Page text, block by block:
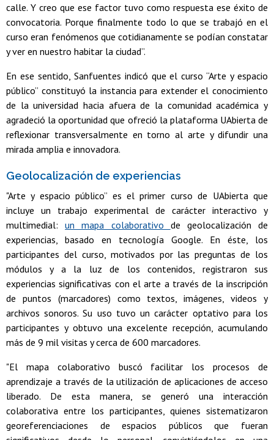
calle. Y creo que ese factor tuvo como respuesta ese éxito de
convocatoria. Porque finalmente todo lo que se trabajó en el
curso eran fenómenos que cotidianamente se podían constatar
y ver en nuestro habitar la ciudad”.
En ese sentido, Sanfuentes indicó que el curso “Arte y espacio
público” constituyó la instancia para extender el conocimiento
de la universidad hacia afuera de la comunidad académica y
agradeció la oportunidad que ofreció la plataforma UAbierta de
reflexionar transversalmente en torno al arte y difundir una
mirada amplia e innovadora.
Geolocalización de experiencias
"Arte y espacio público” es el primer curso de UAbierta que
incluye un trabajo experimental de carácter interactivo y
multimedial:un mapa colaborativo de geolocalización de
experiencias, basado en tecnología Google. En éste, los
participantes del curso, motivados por las preguntas de los
módulos y a la luz de los contenidos, registraron sus
experiencias significativas con el arte a través de la inscripción
de puntos (marcadores) como textos, imágenes, videos y
archivos sonoros. Su uso tuvo un carácter optativo para los
participantes y obtuvo una excelente recepción, acumulando
más de 9 mil visitas y cerca de 600 marcadores.
"El mapa colaborativo buscó facilitar los procesos de
aprendizaje a través de la utilización de aplicaciones de acceso
liberado. De esta manera, se generó una interacción
colaborativa entre los participantes, quienes sistematizaron
georeferenciaciones de espacios públicos que fueran